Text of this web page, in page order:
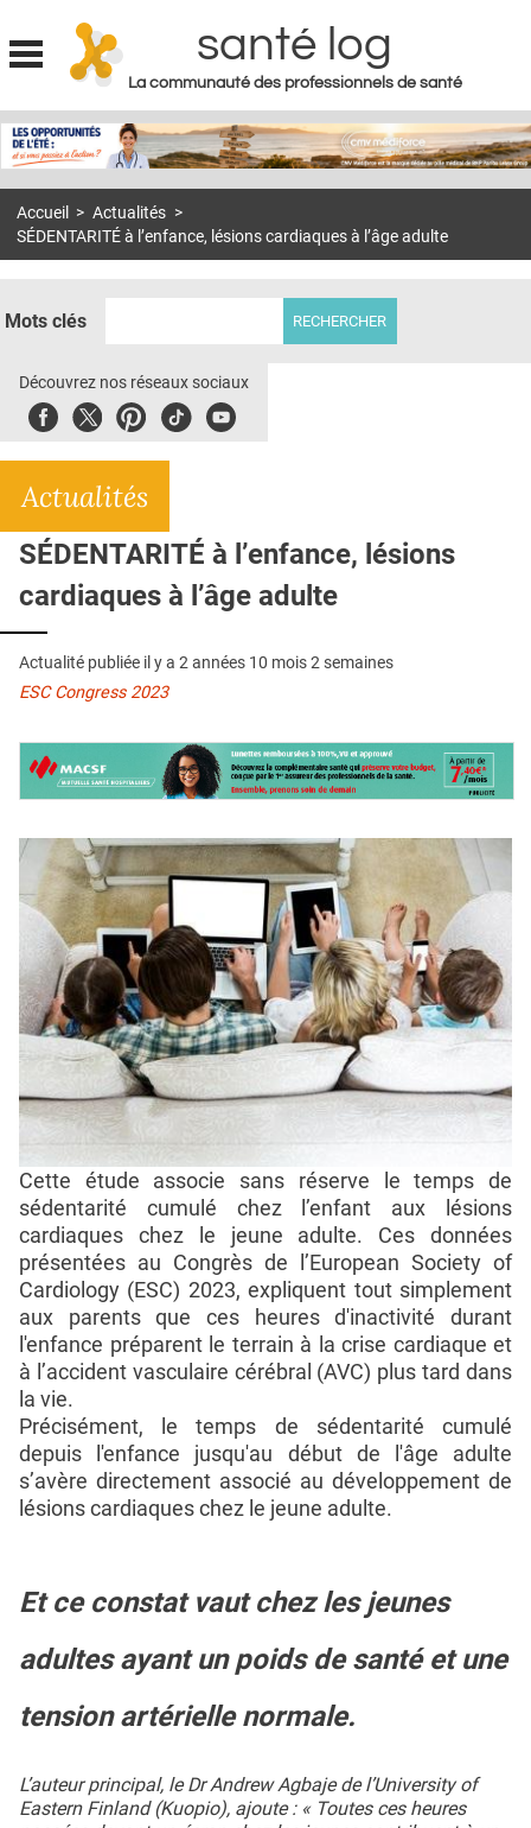
Jump to navigation
santé log
La communauté des professionnels de santé
MON COMPTE
S'ABONNER À LA REVUE SOIN À DOMICILE
DOSSIERS
E-REVUE SAD
L'APP
QUI SOMMES-NOUS ?
PUBLICITÉ
CONDITIONS GÉNÉRALES
CONTACT
Accueil > Actualités >
SÉDENTARITÉ à l’enfance, lésions cardiaques à l’âge adulte
Mots clés
Découvrez nos réseaux sociaux
FacebookTwitterPinterest
TiktokYoubute
Actualités
SÉDENTARITÉ à l’enfance, lésions
cardiaques à l’âge adulte
Actualité publiée il y a 2 années 10 mois 2 semaines
ESC Congress 2023
Cette étude associe sans réserve le temps de
sédentarité cumulé chez l’enfant aux lésions
cardiaques chez le jeune adulte. Ces données
présentées au Congrès de l’European Society of
Cardiology (ESC) 2023, expliquent tout simplement
aux parents que ces heures d'inactivité durant
l'enfance préparent le terrain à la crise cardiaque et
à l’accident vasculaire cérébral (AVC) plus tard dans
la vie.
Précisément, le temps de sédentarité cumulé
depuis l'enfance jusqu'au début de l'âge adulte
s’avère directement associé au développement de
lésions cardiaques chez le jeune adulte.
Et ce constat vaut chez les jeunes
adultes ayant un poids de santé et une
tension artérielle normale.
L’auteur principal, le Dr Andrew Agbaje de l’University of
Eastern Finland (Kuopio), ajoute : « Toutes ces heures